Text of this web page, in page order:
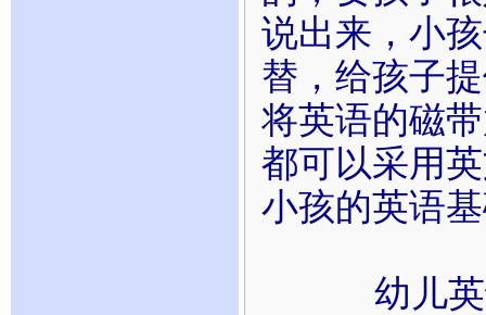
说出来，小
替，给孩子
将英语的磁
都可以采用
小孩的英语
幼儿英